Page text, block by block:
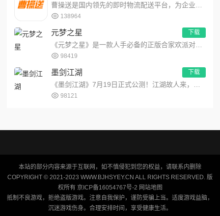
138964
元梦之星
98419
下载
墨剑江湖
98121
下载
本站的部分内容来源于互联网，如不慎侵犯到您的权益，请联系内删除
COPYRIGHT © 2021-2023 WWW.BJHSYEY.CN ALL RIGHTS RESERVED. 版
权所有 京ICP备16054767号-2 网站地图
抵制不良游戏，拒绝盗版游戏。注意自我保护，谨防受骗上当。适度游戏益脑，
沉迷游戏伤身。合理安排时间，享受健康生活。